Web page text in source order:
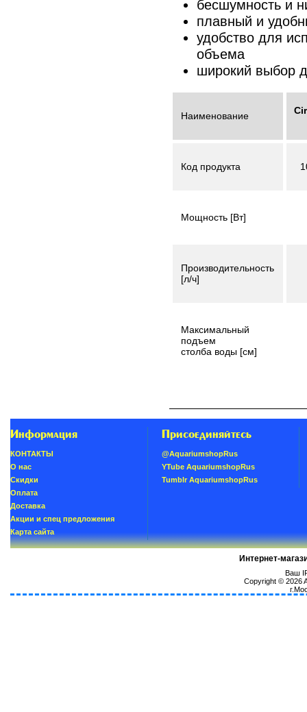
бесшумность и
плавный и
удобство для
объема
широкий выбор
Наименование
Код продукта
Мощность [Вт]
Производительность
[л/ч]
Максимальный
подъем
столба воды [см]
Информация
КОНТАКТЫ
О нас
Скидки
Oплатa
Доставка
Акции и спец предложения
Карта сайта
Присоединяйтесь
@AquariumshopRus
YTube AquariumshopRus
Tumblr AquariumshopRus
Интернет-
Ваш
Copyright © 2026